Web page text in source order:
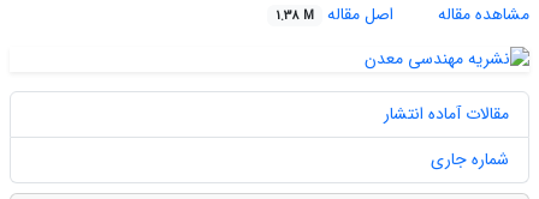
مشاهده مقاله
اصل مقاله 1.38 M
مقالات آماده انتشار
شماره جاری